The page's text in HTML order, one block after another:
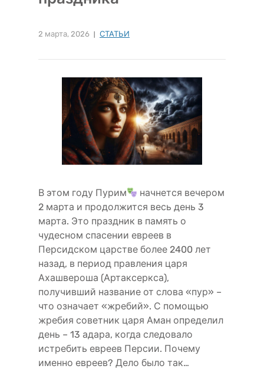
2 марта, 2026 СТАТЬИ
В этом году Пурим
начнется вечером
2 марта и продолжится весь день 3
марта. Это праздник в память о
чудесном спасении евреев в
Персидском царстве более 2400 лет
назад, в период правления царя
Ахашвероша (Артаксеркса),
получивший название от слова «пур» –
что означает «жребий». С помощью
жребия советник царя Аман определил
день – 13 адара, когда следовало
истребить евреев Персии. Почему
именно евреев? Дело было так…